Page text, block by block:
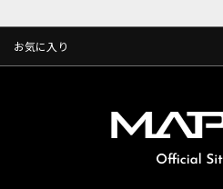
お気に入り